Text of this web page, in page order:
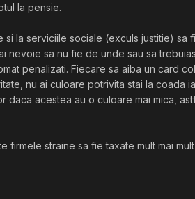
la pensie.
si la serviciile sociale (exculs justitie)
nevoie sa nu fie de unde sau sa
penalizati. Fiecare sa aiba un card
nu ai culoare potrivita stai la coada
daca acestea au o culoare mai mica,
firmele straine sa fie taxate mult mai